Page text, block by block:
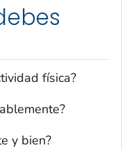
física?
y bien?